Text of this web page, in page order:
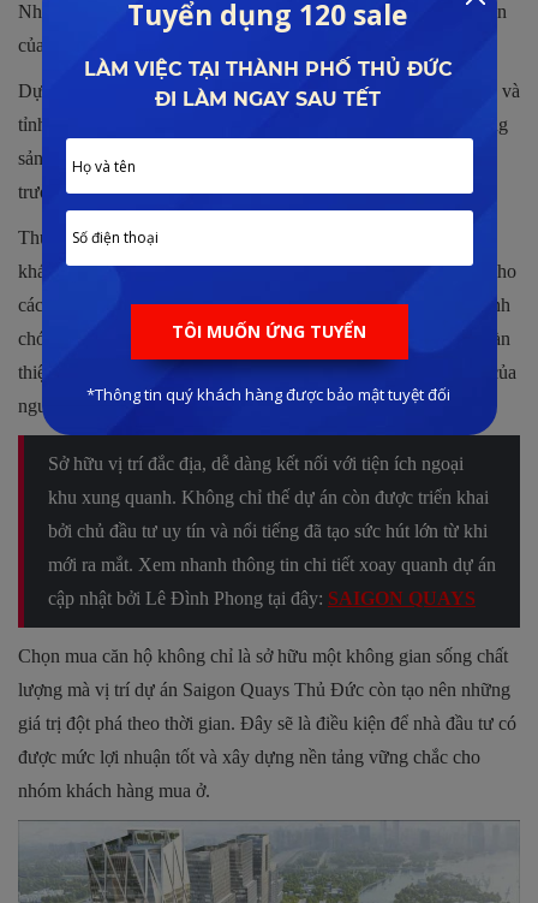
Như vậy, Thủ Đức trở thành một trong những điểm đến hấp dẫn
của giới đầu tư trong thời gian gần đây.
Dự án mới tại Thủ Đức có vị trí liền kề với các các quận huyện và
tỉnh thành đang phát triển. Chính vì vậy nhu cầu đầu tư bất động
sản ngày càng có chiều hướng tăng trưởng mạnh mẽ, giúp thị
trường tiếp tục đi lên.
Thực tế thị trường Thủ Đức đang cho thấy nhu cầu rất lớn của
khách hàng trong những năm gần đây. Điều này mở ra cơ hội cho
các dự án nhà ở có được lượng khách hàng tiềm năng lớn, nhanh
chóng lấp đầy các dự án. Kéo theo đó là điều kiện bắt buộc hoàn
thiện về hạ tầng và tiện ích dịch vụ nhằm đáp ứng tốt nhu cầu của
người dân.
Sở hữu vị trí đắc địa, dễ dàng kết nối với tiện ích ngoại
khu xung quanh. Không chỉ thế dự án còn được triển khai
bởi chủ đầu tư uy tín và nổi tiếng đã tạo sức hút lớn từ khi
mới ra mắt. Xem nhanh thông tin chi tiết xoay quanh dự án
cập nhật bởi Lê Đình Phong tại đây: SAIGON QUAYS
Chọn mua căn hộ không chỉ là sở hữu một không gian sống chất
lượng mà vị trí dự án Saigon Quays Thủ Đức còn tạo nên những
giá trị đột phá theo thời gian. Đây sẽ là điều kiện để nhà đầu tư có
được mức lợi nhuận tốt và xây dựng nền tảng vững chắc cho
nhóm khách hàng mua ở.